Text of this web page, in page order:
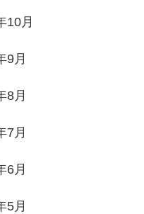
10月
9月
8月
7月
6月
5月